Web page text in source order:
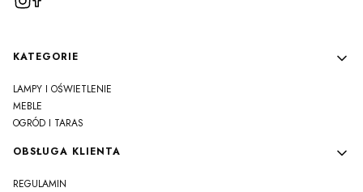
Linki w stopce
KATEGORIE
LAMPY I OŚWIETLENIE
MEBLE
OGRÓD I TARAS
OBSŁUGA KLIENTA
REGULAMIN